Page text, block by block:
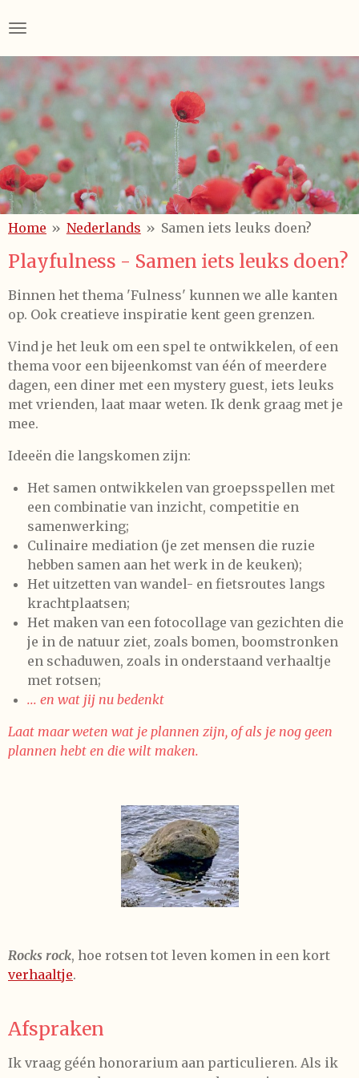
to
main
Home » Nederlands » Samen iets leuks doen?
Playfulness - Samen iets leuks doen?
Binnen het thema 'Fulness' kunnen we alle kanten
op. Ook creatieve inspiratie kent geen grenzen.
Vind je het leuk om een spel te ontwikkelen, of een
thema voor een bijeenkomst van één of meerdere
dagen, een diner met een mystery guest, iets leuks
met vrienden, laat maar weten. Ik denk graag met je
mee.
Ideeën die langskomen zijn:
Het samen ontwikkelen van groepsspellen met
een combinatie van inzicht, competitie en
samenwerking;
Culinaire mediation (je zet mensen die ruzie
hebben samen aan het werk in de keuken);
Het uitzetten van wandel- en fietsroutes langs
krachtplaatsen;
Het maken van een fotocollage van gezichten die
je in de natuur ziet, zoals bomen, boomstronken
en schaduwen, zoals in onderstaand verhaaltje
met rotsen;
... en wat jij nu bedenkt
Laat maar weten wat je plannen zijn, of als je nog geen
plannen hebt en die wilt maken.
Rocks rock, hoe rotsen tot leven komen in een kort
verhaaltje.
Afspraken
Ik vraag géén honorarium aan particulieren. Als ik